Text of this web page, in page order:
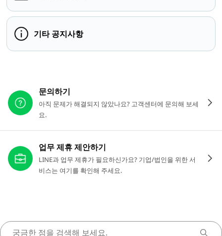
기타 공지사항
문의하기
아직 문제가 해결되지 않았나요? 고객센터에 문의해 보세
요.
업무 제휴 제안하기
LINE과 업무 제휴가 필요하신가요? 기업/법인을 위한 서
비스는 여기를 확인해 주세요.